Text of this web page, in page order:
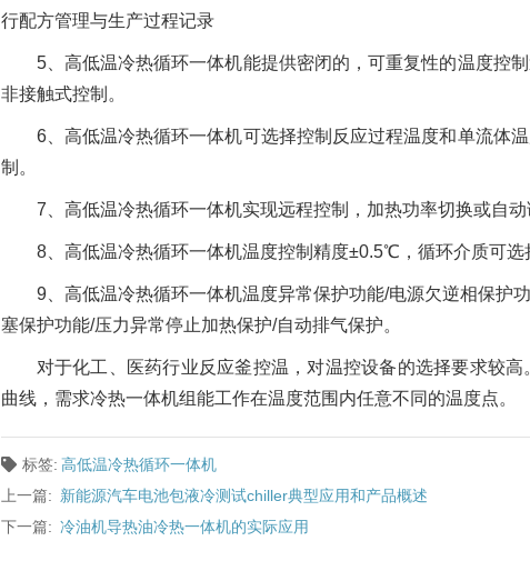
行配方管理与生产过程记录
5、高低温冷热循环一体机能提供密闭的，可重复性的温度控
非接触式控制。
6、高低温冷热循环一体机可选择控制反应过程温度和单流体
制。
7、高低温冷热循环一体机实现远程控制，加热功率切换或自动
8、高低温冷热循环一体机温度控制精度±0.5℃，循环介质可选
9、高低温冷热循环一体机温度异常保护功能/电源欠逆相保护
塞保护功能/压力异常停止加热保护/自动排气保护。
对于化工、医药行业反应釜控温，对温控设备的选择要求较
曲线，需求冷热一体机组能工作在温度范围内任意不同的温度点。
标签: 高低温冷热循环一体机
上一篇: 新能源汽车电池包液冷测试chiller典型应用和产品概述
下一篇: 冷油机导热油冷热一体机的实际应用